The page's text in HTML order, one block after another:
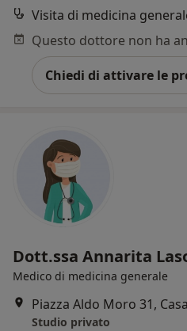
Visita di medicina
Chiedi di attivare le
Dott.ssa Annarita
Medico di medicina generale
Piazza Aldo Moro 31,
Studio privato